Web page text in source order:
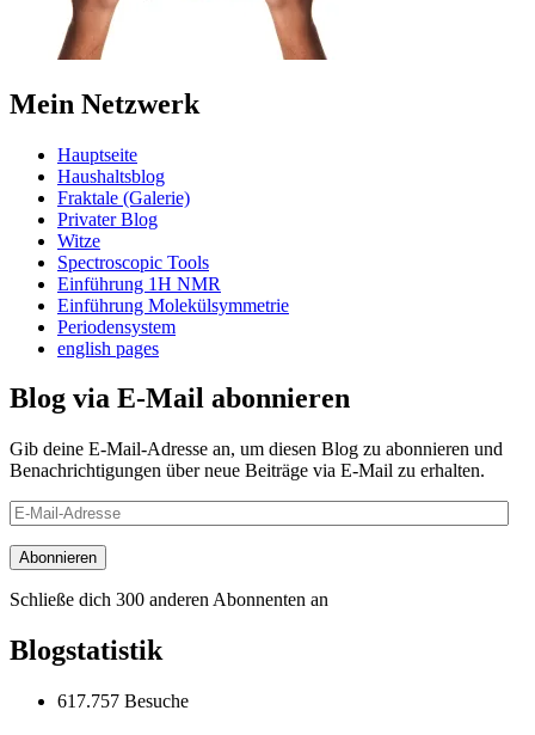
Mein Netzwerk
Hauptseite
Haushaltsblog
Fraktale (Galerie)
Privater Blog
Witze
Spectroscopic Tools
Einführung 1H NMR
Einführung Molekülsymmetrie
Periodensystem
english pages
Blog via E-Mail abonnieren
Gib deine E-Mail-Adresse an, um diesen Blog zu abonnieren und
Benachrichtigungen über neue Beiträge via E-Mail zu erhalten.
E-
Mail-
Adresse
Abonnieren
Schließe dich 300 anderen Abonnenten an
Blogstatistik
617.757 Besuche